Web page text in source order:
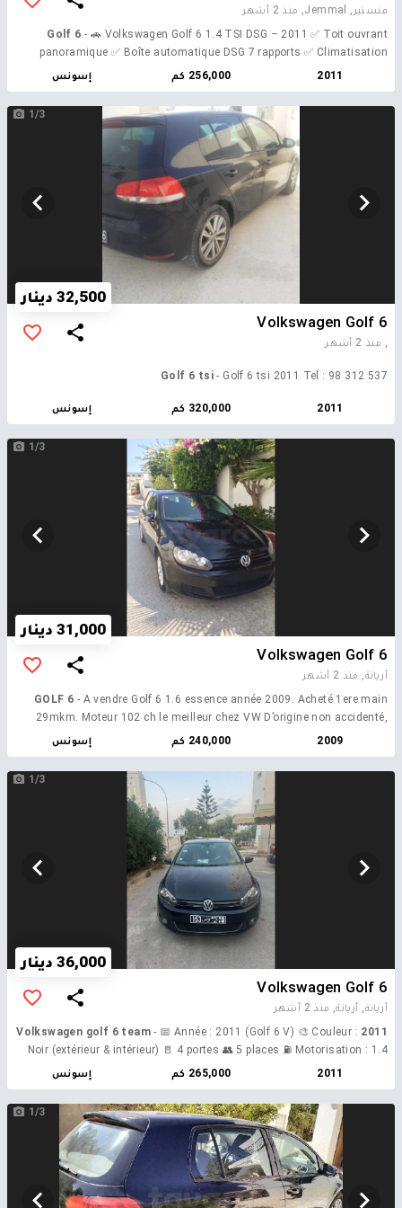
منستير, Jemmal,
منذ 2 أشهر
Golf 6 - 🚗 Volkswagen Golf 6 1.4 TSI DSG – 2011 ✅ Toit ouvrant
panoramique ✅ Boîte automatique DSG 7 rapports ✅ Climatisation
automatique bi-zone ✅ Régulateur et limiteur de vitesse ✅ Volant
AUX ✅ Radar de recul ✅ Jantes aluminium par 16 ✅ 4 pneus neuf ✅
Rétroviseurs électriques ✅ Vitres électriques avant et arrière ✅
Accoudoir central ✅ ABS / ESP / Airbags ✅ moteur rekeb jedid
2011 256,000 كم إسونس
1/3
32,500 دينار
Volkswagen Golf 6
, منذ 2 أشهر
Golf 6 tsi - Golf 6 tsi 2011 Tel : 98 312 537
2011 320,000 كم إسونس
1/3
31,000 دينار
Volkswagen Golf 6
أريانة, منذ 2 أشهر
GOLF 6 - A vendre Golf 6 1.6 essence année 2009. Acheté 1ere main
29mkm. Moteur 102 ch le meilleur chez VW D’origine non accidenté,
kilométrage reel, pas de modification sur le vehicule, retouches
2009 240,000 كم إسونس
1/3
36,000 دينار
Volkswagen Golf 6
أريانة, أريانة, منذ 2 أشهر
2011 Volkswagen golf 6 team
- 📅 Année : 2011 (Golf 6 V) 🎨 Couleur :
Noir (extérieur & intérieur) 🚪 4 portes 👥 5 places ⛽ Motorisation : 1.4
16V Essence ⚙️ Boîte de vitesse : Manuelle 💪 Puissance : 80 CH 📊
Traction ✅ Équipements & Options 🔒 Sécurité ✔ ABS ✔ Airbags
latéraux ✔ Anti-patinage ✔ Contrôle de pression des pneus 🌟 Confort &
Intérieur ✔ Climatisation ✔ Android Auto ✔ Autoradio CD / MP3 ✔
Connexion AUX / USB / iPod ✔ Boîte à gants réfrigérée ✔ Chargeur CD
✔ Sièges chauffants ✔ Sièges réglables en hauteur ✔ Volant réglable
en hauteur et profondeur ✔ Accoudoir avant et arrière ✔ 3 appuis-tête
2011 265,000 كم إسونس
1/3